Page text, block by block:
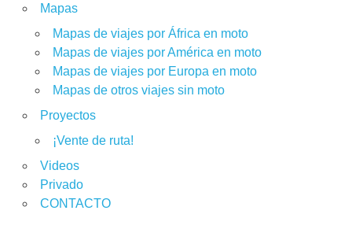
Mapas
Mapas de viajes por África en moto
Mapas de viajes por América en moto
Mapas de viajes por Europa en moto
Mapas de otros viajes sin moto
Proyectos
¡Vente de ruta!
Videos
Privado
CONTACTO